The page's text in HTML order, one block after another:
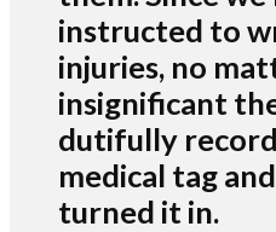
instructed to
injuries, no
insignificant
dutifully
medical tag
turned it in.